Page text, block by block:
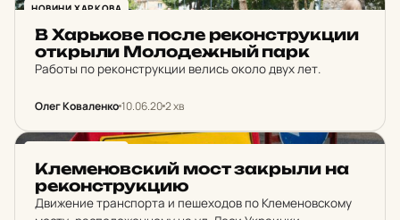
НОВИНИ ХАРКОВА
В Харь­ко­ве после ре­кон­струк­ции
от­крыли Мо­ло­дежный парк
Работы по реконструкции велись около двух лет.
Олег Коваленко10.06.202 хв
Кле­ме­нов­ский мост зак­рыли на
ре­кон­струк­цию
Движение транспорта и пешеходов по Клеменовскому